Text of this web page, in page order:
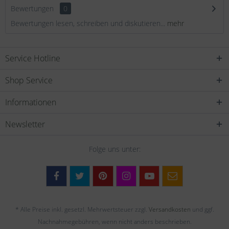
Bewertungen
0
Bewertungen lesen, schreiben und diskutieren... mehr
Service Hotline
Shop Service
Informationen
Newsletter
Folge uns unter:
* Alle Preise inkl. gesetzl. Mehrwertsteuer zzgl. Versandkosten und ggf.
Nachnahmegebühren, wenn nicht anders beschrieben.